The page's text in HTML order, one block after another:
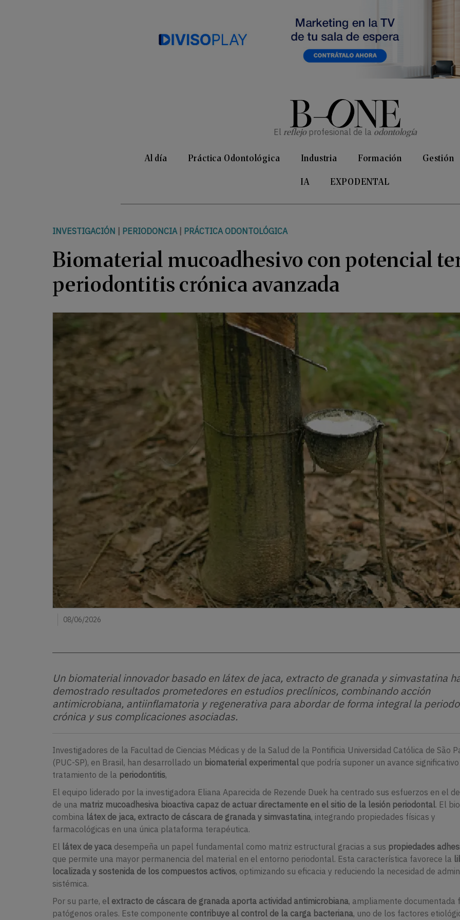
El reflejoprofesional de la odontología
Al día Práctica Odontológica Industria Formación Gestión
IA EXPODENTAL
INVESTIGACIÓN PERIODONCIA PRÁCTICA ODONTOLÓGICA
Biomaterial mucoadhesivo con potencial
periodontitis crónica avanzada
08/06/2026
Un biomaterial innovador basado en látex de jaca, extracto de granada y simvastatina
demostrado resultados prometedores en estudios preclínicos, combinando acción
antimicrobiana, antiinflamatoria y regenerativa para abordar de forma integral la
crónica y sus complicaciones asociadas.
Investigadores de la Facultad de Ciencias Médicas y de la Salud de la Pontificia Universidad Católica de São
(PUC-SP), en Brasil, han desarrollado un biomaterial experimental que podría suponer un avance
tratamiento de la periodontitis,
El equipo liderado por la investigadora Eliana Aparecida de Rezende Duek ha centrado sus esfuerzos en el
de una matriz mucoadhesiva bioactiva capaz de actuar directamente en el sitio de la lesión periodontal. El
combina látex de jaca, extracto de cáscara de granada y simvastatina, integrando propiedades físicas y
farmacológicas en una única plataforma terapéutica.
El látex de yaca desempeña un papel fundamental como matriz estructural gracias a sus propiedades
que permite una mayor permanencia del material en el entorno periodontal. Esta característica favorece la
localizada y sostenida de los compuestos activos, optimizando su eficacia y reduciendo la necesidad de
sistémica.
Por su parte, e l extracto de cáscara de granada aporta actividad antimicrobiana, ampliamente documentada
patógenos orales. Este componente contribuye al control de la carga bacteriana, uno de los factores